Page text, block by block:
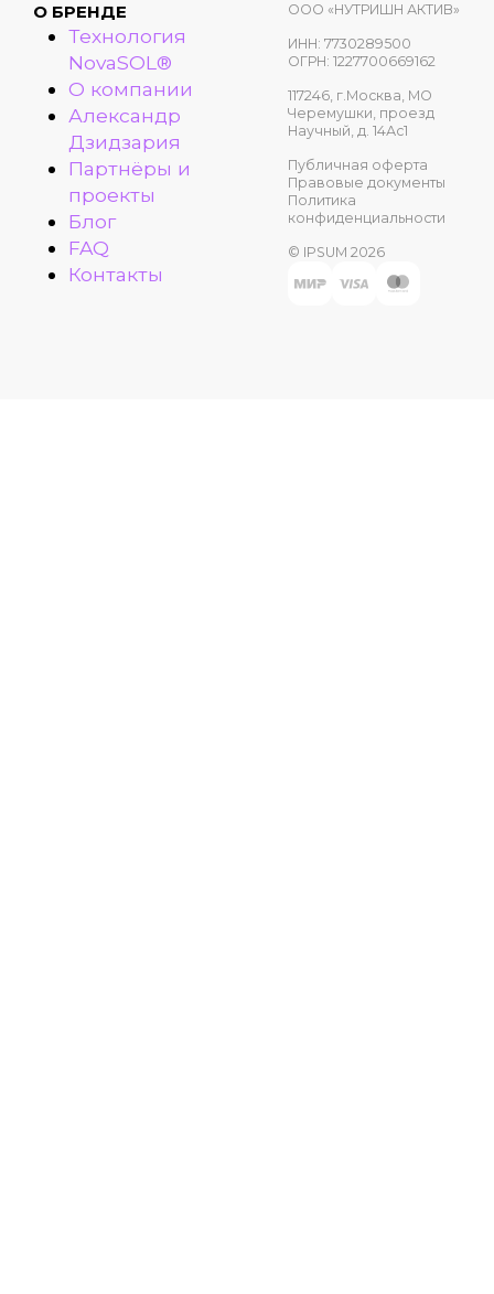
О БРЕНДЕ
Технология
NovaSOL®
О компании
Александр
Дзидзария
Партнёры и
проекты
Блог
FAQ
Контакты
ООО «НУТРИШН АКТИВ»
ИНН: 7730289500
ОГРН: 1227700669162
117246, г.Москва, МО
Черемушки, проезд
Научный, д. 14Ас1
Публичная оферта
Правовые документы
Политика
конфиденциальности
© IPSUM 2026